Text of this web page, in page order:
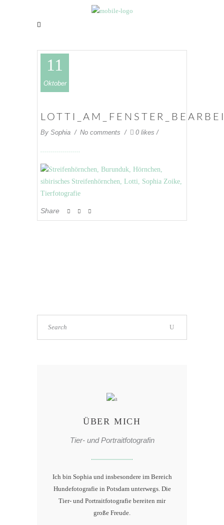
11
Oktober
By Sophia No comments 0 likes
Share
ÜBER MICH
Tier- und Portraitfotografin
Ich bin Sophia und insbesondere im Bereich
Hundefotografie in Potsdam unterwegs. Die
Tier- und Portraitfotografie bereiten mir
große Freude.